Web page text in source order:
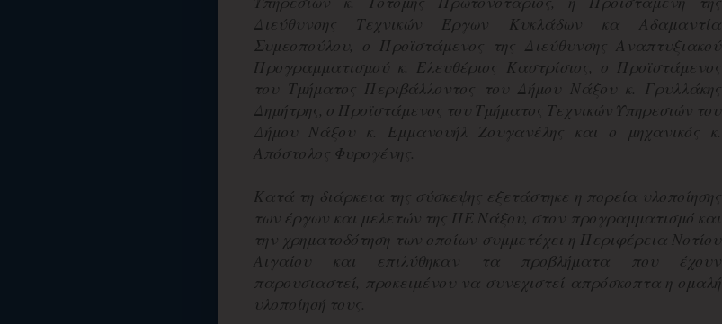
Διεύθυνσης Τεχνικών Έργων Κυκλάδων κα Αδαμαντία
Συμεοπούλου, ο Προϊστάμενος της Διεύθυνσης Αναπτυξιακού
Προγραμματισμού κ. Ελευθέριος Καστρίσιος, ο Προϊστάμενος
του Τμήματος Περιβάλλοντος του Δήμου Νάξου κ. Γρυλλάκης
Δημήτρης, ο Προϊστάμενος του Τμήματος Τεχνικών Υπηρεσιών του
Δήμου Νάξου κ. Εμμανουήλ Ζουγανέλης και ο μηχανικός κ.
Απόστολος Φυρογένης.
Κατά τη διάρκεια της σύσκεψης εξετάστηκε η πορεία υλοποίησης
των έργων και μελετών της ΠΕ Νάξου, στον προγραμματισμό και
την χρηματοδότηση των οποίων συμμετέχει η Περιφέρεια Νοτίου
Αιγαίου και επιλύθηκαν τα προβλήματα που έχουν
παρουσιαστεί, προκειμένου να συνεχιστεί απρόσκοπτα η ομαλή
υλοποίησή τους.